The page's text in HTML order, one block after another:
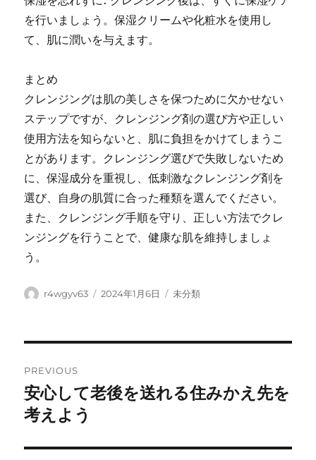
を行いましょう。保湿クリームや化粧水を使用し
て、肌に潤いを与えます。
まとめ
クレンジングは肌の美しさを保つために欠かせない
ステップですが、クレンジング剤の選び方や正しい
使用方法を知らないと、肌に負担をかけてしまうこ
とがあります。クレンジング選びで失敗しないため
に、保湿成分を重視し、低刺激なクレンジング剤を
選び、自身の肌質に合った種類を選んでください。
また、クレンジング手順を守り、正しい方法でクレ
ンジングを行うことで、健康な肌を維持しましょ
う。
Author
r4wgyv63
Posted
2024年1月6日 Categories
未分類
navigation
PREVIOUS
Previous
post:
安心して老後を送れる住みかえ先を
考えよう